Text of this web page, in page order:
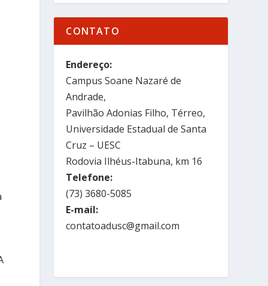
CONTATO
Endereço:
Campus Soane Nazaré de
Andrade,
Pavilhão Adonias Filho, Térreo,
Universidade Estadual de Santa
Cruz – UESC
Rodovia Ilhéus-Itabuna, km 16
Telefone:
(73) 3680-5085
E-mail:
contatoadusc@gmail.com